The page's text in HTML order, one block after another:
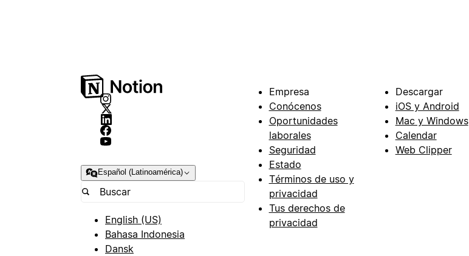
Español (Latinoamérica)
English (US)
Bahasa Indonesia
Dansk
Empresa
Conócenos
Oportunidades
laborales
Seguridad
Estado
Términos de uso y
privacidad
Tus derechos de
privacidad
Descargar
iOS y Android
Mac y Windows
Calendar
Web Clipper